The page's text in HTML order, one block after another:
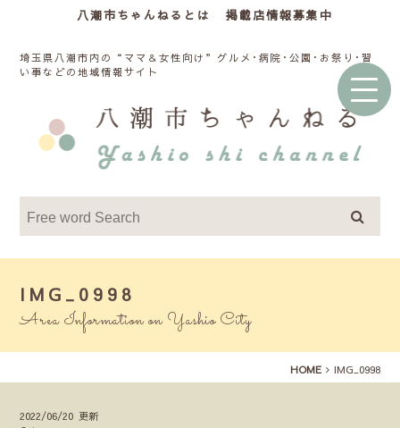
八潮市ちゃんねるとは 掲載店情報募集中
埼玉県八潮市内の“ママ＆女性向け”グルメ･病院･公園･お祭り･習
い事などの地域情報サイト
IMG_0998
Area Information on Yashio City
HOME IMG_0998
2022/06/20 更新